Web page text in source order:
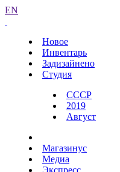
EN
Новое
Инвентарь
Задизайнено
Студия
СССР
2019
Август
Магазинус
Медиа
Экспресс